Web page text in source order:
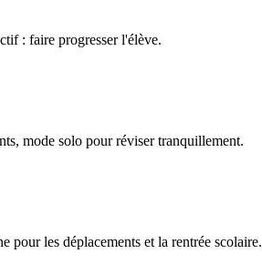
: faire progresser l'élève.
mode solo pour réviser tranquillement.
les déplacements et la rentrée scolaire.